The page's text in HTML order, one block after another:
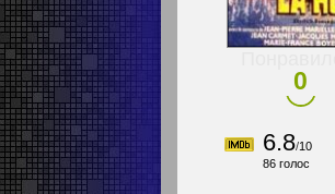
0
6.8/10
86 голос